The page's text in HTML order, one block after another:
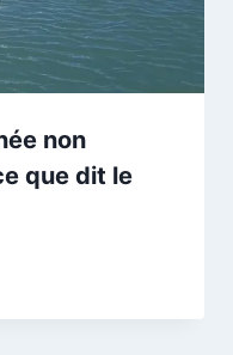
non
que dit le